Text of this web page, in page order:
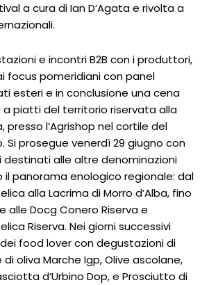
a cura di Ian D’Agata e rivolta a
e incontri B2B con i produttori,
focus pomeridiani con panel
esteri e in conclusione una cena
piatti del territorio riservata alla
l’Agrishop nel cortile del
Si prosegue venerdì 29 giugno con
alle altre denominazioni
il panorama enologico regionale: dal
alla Lacrima di Morro d’Alba, fino
alle Docg Conero Riserva e
Riserva. Nei giorni successivi
food lover con degustazioni di
oliva Marche Igp, Olive ascolane,
d’Urbino Dop, e Prosciutto di